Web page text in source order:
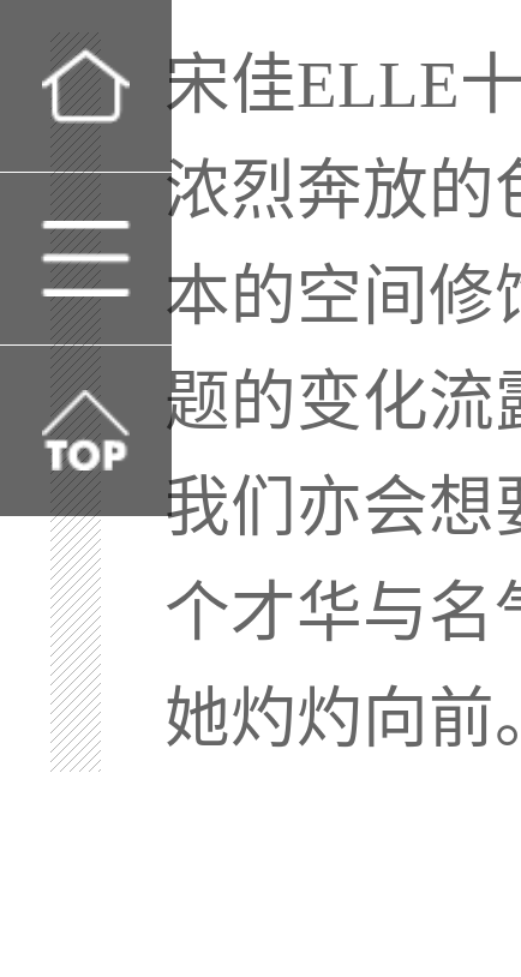
宋佳ELLE
浓烈奔放的
本的空间修
题的变化流
我们亦会想
个才华与名
她灼灼向前